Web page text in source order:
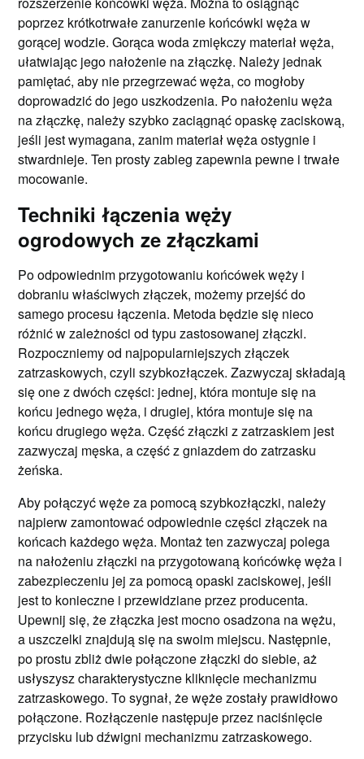
poprzez krótkotrwałe zanurzenie końcówki węża w
gorącej wodzie. Gorąca woda zmiękczy materiał węża,
ułatwiając jego nałożenie na złączkę. Należy jednak
pamiętać, aby nie przegrzewać węża, co mogłoby
doprowadzić do jego uszkodzenia. Po nałożeniu węża
na złączkę, należy szybko zaciągnąć opaskę zaciskową,
jeśli jest wymagana, zanim materiał węża ostygnie i
stwardnieje. Ten prosty zabieg zapewnia pewne i trwałe
mocowanie.
Techniki łączenia węży
ogrodowych ze złączkami
Po odpowiednim przygotowaniu końcówek węży i
dobraniu właściwych złączek, możemy przejść do
samego procesu łączenia. Metoda będzie się nieco
różnić w zależności od typu zastosowanej złączki.
Rozpoczniemy od najpopularniejszych złączek
zatrzaskowych, czyli szybkozłączek. Zazwyczaj składają
się one z dwóch części: jednej, która montuje się na
końcu jednego węża, i drugiej, która montuje się na
końcu drugiego węża. Część złączki z zatrzaskiem jest
zazwyczaj męska, a część z gniazdem do zatrzasku
żeńska.
Aby połączyć węże za pomocą szybkozłączki, należy
najpierw zamontować odpowiednie części złączek na
końcach każdego węża. Montaż ten zazwyczaj polega
na nałożeniu złączki na przygotowaną końcówkę węża i
zabezpieczeniu jej za pomocą opaski zaciskowej, jeśli
jest to konieczne i przewidziane przez producenta.
Upewnij się, że złączka jest mocno osadzona na wężu,
a uszczelki znajdują się na swoim miejscu. Następnie,
po prostu zbliż dwie połączone złączki do siebie, aż
usłyszysz charakterystyczne kliknięcie mechanizmu
zatrzaskowego. To sygnał, że węże zostały prawidłowo
połączone. Rozłączenie następuje przez naciśnięcie
przycisku lub dźwigni mechanizmu zatrzaskowego.